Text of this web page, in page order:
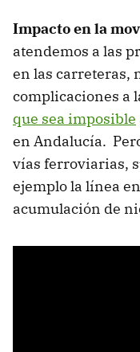
Impacto en la
atendemos a las
en las carreteras,
complicaciones a
que sea imposible
en Andalucía.
vías ferroviarias,
ejemplo la línea
acumulación de